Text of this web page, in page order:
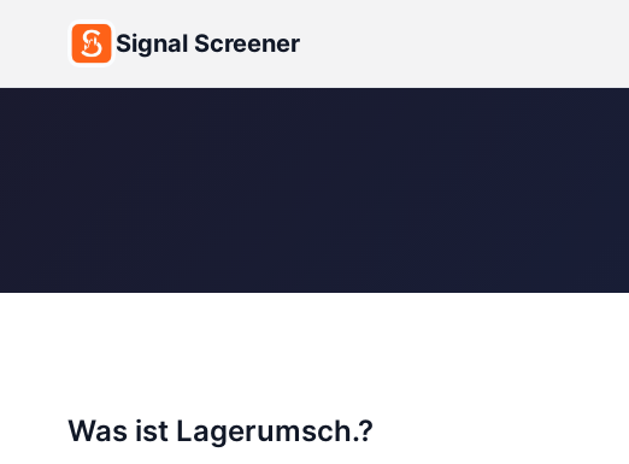
Signal Screener
Was ist Lagerumsch.?